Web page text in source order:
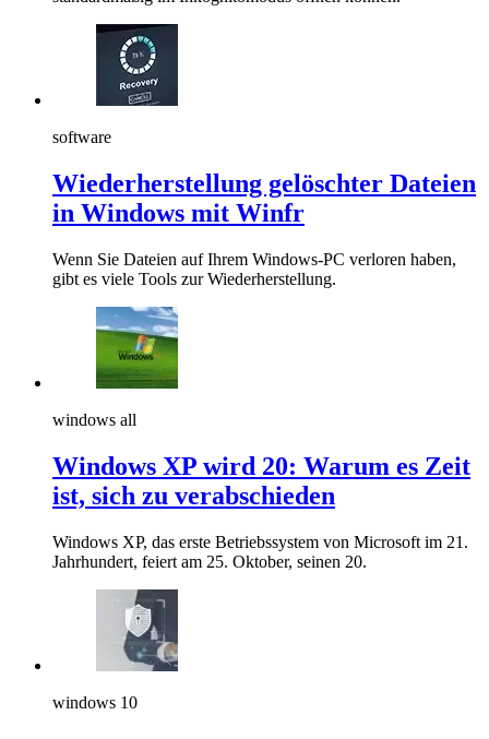
software
Wiederherstellung gelöschter Dateien
in Windows mit Winfr
Wenn Sie Dateien auf Ihrem Windows-PC verloren haben,
gibt es viele Tools zur Wiederherstellung.
windows all
Windows XP wird 20: Warum es Zeit
ist, sich zu verabschieden
Windows XP, das erste Betriebssystem von Microsoft im 21.
Jahrhundert, feiert am 25. Oktober, seinen 20.
windows 10